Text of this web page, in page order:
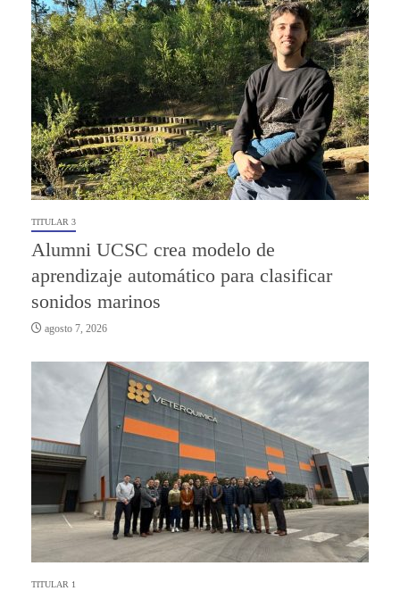
TITULAR 3
Alumni UCSC crea modelo de
aprendizaje automático para clasificar
sonidos marinos
agosto 7, 2026
TITULAR 1